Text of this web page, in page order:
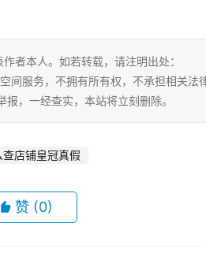
者本人。如若转载，请注明出处：
服务，不拥有所有权，不承担相关法
，一经查实，本站将立刻删除。
店铺皇冠真假
赞 (0)